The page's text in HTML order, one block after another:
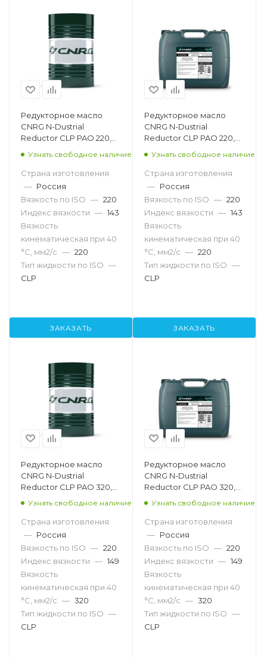
Редукторное масло
CNRG N-Dustrial
Reductor CLP PAO 220,
Узнать свободное наличие
Страна изготовления
— Россия
Вязкость по ISO — 220
Индекс вязкости — 143
Вязкость
кинематическая при 40
°С, мм2/с — 220
Тип жидкости по ISO —
CLP
ЗАКАЗАТЬ
Редукторное масло
CNRG N-Dustrial
Reductor CLP PAO 220,
Узнать свободное наличие
Страна изготовления
— Россия
Вязкость по ISO — 220
Индекс вязкости — 143
Вязкость
кинематическая при 40
°С, мм2/с — 220
Тип жидкости по ISO —
CLP
ЗАКАЗАТЬ
Редукторное масло
CNRG N-Dustrial
Reductor CLP PAO 320,
Узнать свободное наличие
Страна изготовления
— Россия
Вязкость по ISO — 220
Индекс вязкости — 149
Вязкость
кинематическая при 40
°С, мм2/с — 320
Тип жидкости по ISO —
CLP
Редукторное масло
CNRG N-Dustrial
Reductor CLP PAO 320,
Узнать свободное наличие
Страна изготовления
— Россия
Вязкость по ISO — 220
Индекс вязкости — 149
Вязкость
кинематическая при 40
°С, мм2/с — 320
Тип жидкости по ISO —
CLP